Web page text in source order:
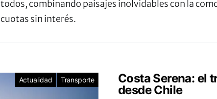
todos, combinando paisajes inolvidables con la
cuotas sin interés.
Actualidad Transporte
Costa Serena: el
desde Chile